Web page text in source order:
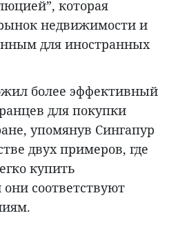
которая
недвижимости и
для иностранных
более эффективный
для покупки
упомянув Сингапур
двух примеров, где
купить
соответствуют